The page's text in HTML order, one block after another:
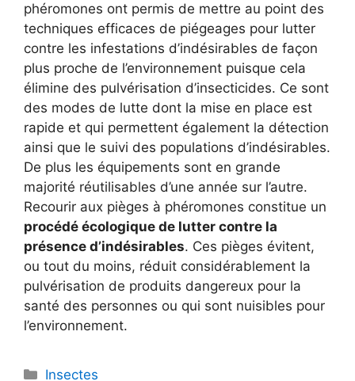
phéromones ont permis de mettre au point des
techniques efficaces de piégeages pour lutter
contre les infestations d’indésirables de façon
plus proche de l’environnement puisque cela
élimine des pulvérisation d’insecticides. Ce sont
des modes de lutte dont la mise en place est
rapide et qui permettent également la détection
ainsi que le suivi des populations d’indésirables.
De plus les équipements sont en grande
majorité réutilisables d’une année sur l’autre.
Recourir aux pièges à phéromones constitue un
procédé écologique de lutter contre la
présence d’indésirables. Ces pièges évitent,
ou tout du moins, réduit considérablement la
pulvérisation de produits dangereux pour la
santé des personnes ou qui sont nuisibles pour
l’environnement.
Catégories
Insectes